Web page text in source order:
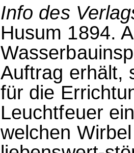
Info des
Husum 1894.
Auftrag erhält,
für die
Leuchtfeuer
welchen